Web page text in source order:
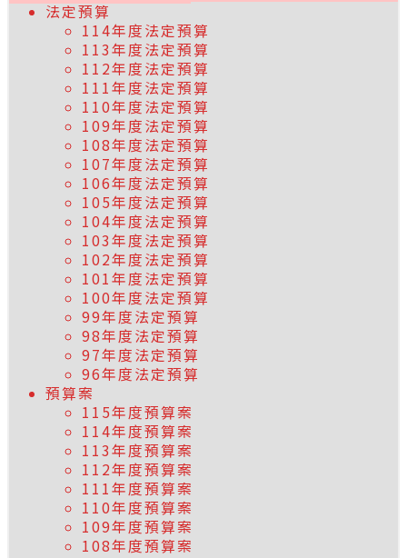
法定預算
114年度法定預算
113年度法定預算
112年度法定預算
111年度法定預算
110年度法定預算
109年度法定預算
108年度法定預算
107年度法定預算
106年度法定預算
105年度法定預算
104年度法定預算
103年度法定預算
102年度法定預算
101年度法定預算
100年度法定預算
99年度法定預算
98年度法定預算
97年度法定預算
96年度法定預算
預算案
115年度預算案
114年度預算案
113年度預算案
112年度預算案
111年度預算案
110年度預算案
109年度預算案
108年度預算案